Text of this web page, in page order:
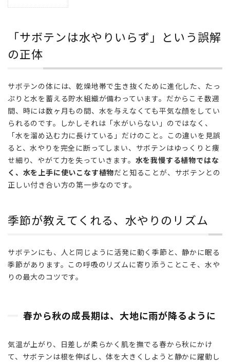
ンは
水や
りい
とい
う誤
解の
正体
季節
が教
えて
くれ
りの
2.1
春か
ら秋
は、
が降
るよ
「サボテンは水やりいらず」という誤解
の正体
サボテンの体には、乾燥地帯で生き抜くために進化した、たっ
ぷりと水を蓄える貯水組織が備わっています。だからこそ数週
間、時には数ヶ月もの間、水を与えなくても平気な顔をしてい
られるのです。しかしそれは「水がいらない」のではなく、
「水を溜め込む力に長けている」だけのこと。この違いを見誤
ると、水やりを完全に断ってしまい、サボテンはゆっくりと痩
せ細り、やがて力を失っていきます。 水を我慢する植物ではな
く、水を上手に使いこなす植物だと知ることが、サボテンとの
正しい付き合い方の第一歩なのです。
季節が教えてくれる、水やりのリズム
サボテンにも、人と同じように活発に動く季節と、静かに眠る
季節があります。この呼吸のリズムに寄り添うことこそ、水や
りの最大のコツです。
春から秋の成長期は、大地に雨が降るように
気温が上がり、日差しが柔らかく肌を撫でる春から秋にかけ
て、サボテンは根を伸ばし、体を大きくしようと静かに躍動し